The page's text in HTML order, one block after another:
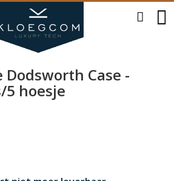
Dodsworth Case -
5 hoesje